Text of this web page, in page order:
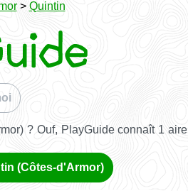
> Quintin
? Ouf, PlayGuide connaît 1 aire
(Côtes-d'Armor)